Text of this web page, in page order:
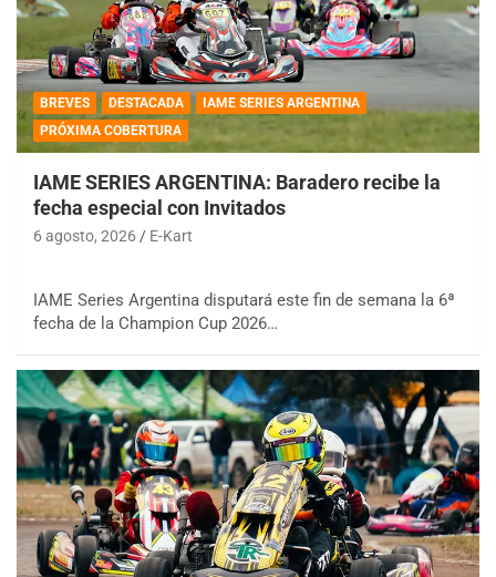
BREVES DESTACADA
IAME SERIES ARGENTINA
PRÓXIMA COBERTURA
IAME SERIES ARGENTINA: Baradero recibe la
fecha especial con Invitados
6 agosto, 2026 E-Kart
IAME Series Argentina disputará este fin de semana la 6ª
fecha de la Champion Cup 2026…